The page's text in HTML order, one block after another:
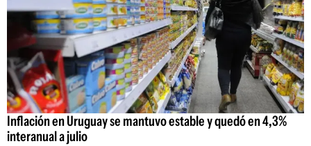
Inflación en Uruguay se mantuvo estable y quedó en 4,3%
interanual a julio